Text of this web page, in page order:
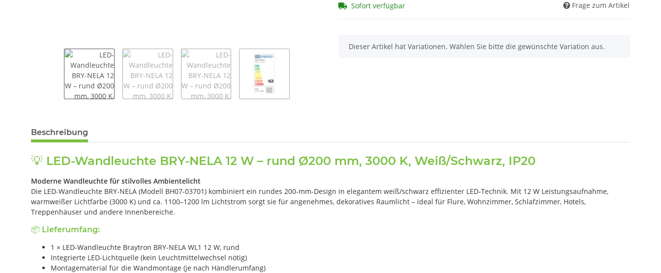
Sofort verfügbar Frage zum Artikel
x
Dieser Artikel hat Variationen. Wählen Sie bitte die gewünschte Variation aus.
weitere Registerkarten anzeigen
Beschreibung
💡 LED-Wandleuchte BRY-NELA 12 W – rund Ø200 mm, 3000 K, Weiß/Schwarz, IP20
Moderne Wandleuchte für stilvolles Ambientelicht
Die LED-Wandleuchte BRY-NELA (Modell BH07-03701) kombiniert ein rundes 200-mm-Design in elegantem weiß/schwarz effizienter LED-Technik. Mit 12 W Leistungsaufnahme,
warmweißer Lichtfarbe (3000 K) und ca. 1100–1200 lm Lichtstrom sorgt sie für angenehmes, dekoratives Raumlicht – ideal für Flure, Wohnzimmer, Schlafzimmer, Hotels,
Treppenhäuser und andere Innenbereiche.
📦 Lieferumfang:
1 × LED-Wandleuchte Braytron BRY-NELA WL1 12 W, rund
Integrierte LED-Lichtquelle (kein Leuchtmittelwechsel nötig)
Montagematerial für die Wandmontage (je nach Händlerumfang)